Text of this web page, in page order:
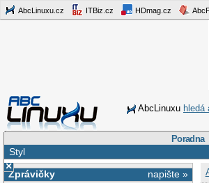
AbcLinuxu.cz ITBiz.cz HDmag.cz
AbcLinuxu hledá
Poradna
Styl
×
napište »
Zprávičky